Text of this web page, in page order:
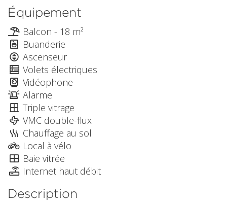
Équipement
Balcon - 18 m²
Buanderie
Ascenseur
Volets électriques
Vidéophone
Alarme
Triple vitrage
VMC double-flux
Chauffage au sol
Local à vélo
Baie vitrée
Internet haut débit
Description